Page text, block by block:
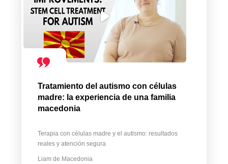
Tratamiento del autismo con células
madre: la experiencia de una familia
macedonia
Terapia con células madre y el autismo: resultados
reales y atención segura
Liam de Macedonia